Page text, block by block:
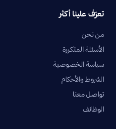
تعرّف علينا أكثر
من نحن
الأسئلة المتكررة
سياسة الخصوصية
الشروط والأحكام
تواصل معنا
الوظائف